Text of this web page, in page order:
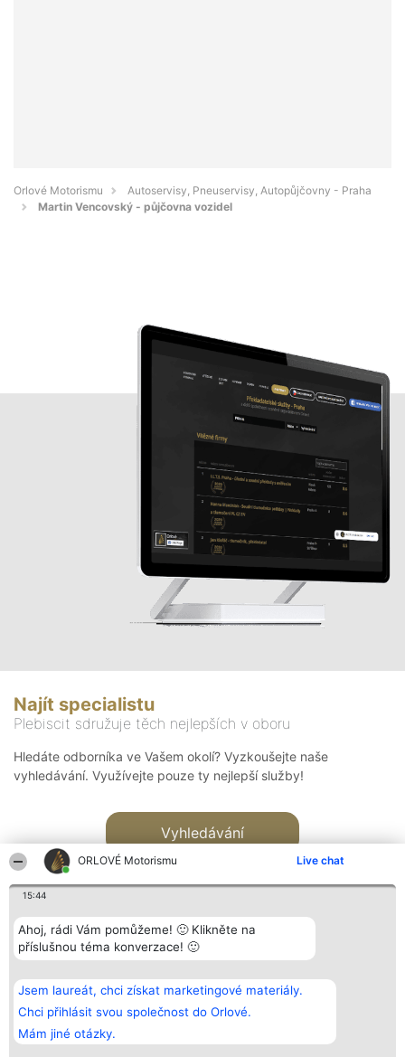
ORLOVÉ Motorismu Live chat
15:44
Ahoj, rádi Vám pomůžeme! 🙂 Klikněte na
příslušnou téma konverzace! 🙂
Jsem laureát, chci získat marketingové materiály.
Chci přihlásit svou společnost do Orlové.
Mám jiné otázky.
Orlové Motorismu
Autoservisy, Pneuservisy, Autopůjčovny - Praha
Martin Vencovský - půjčovna vozidel
Najít specialistu
Plebiscit sdružuje těch nejlepších v oboru
Hledáte odborníka ve Vašem okolí? Vyzkoušejte naše
vyhledávání. Využívejte pouze ty nejlepší služby!
Vyhledávání
Bright Side Solutions sp. z o.
o. sp. k.
ul. Ruska 22
Wrocław 50-079
KRS 0000749100 | Regon
381313360 | NIP 8943132676
Vítězové
Seznam všech
laureátů
Zásady
Zásady
Kontakt